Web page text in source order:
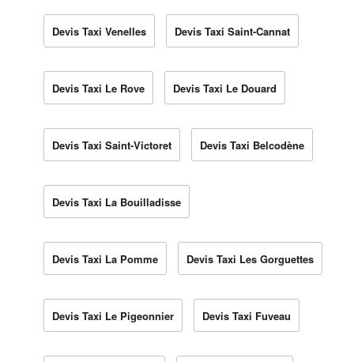
Devis Taxi Venelles Devis Taxi Saint-Cannat
Devis Taxi Le Rove Devis Taxi Le Douard
Devis Taxi Saint-Victoret Devis Taxi Belcodène
Devis Taxi La Bouilladisse
Devis Taxi La Pomme Devis Taxi Les Gorguettes
Devis Taxi Le Pigeonnier Devis Taxi Fuveau